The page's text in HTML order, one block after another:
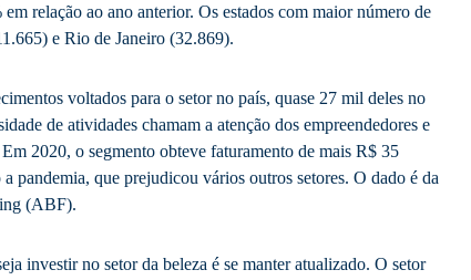
relação ao ano anterior. Os estados com maior número de
e Rio de Janeiro (32.869).
voltados para o setor no país, quase 27 mil deles no
de atividades chamam a atenção dos empreendedores e
2020, o segmento obteve faturamento de mais R$ 35
pandemia, que prejudicou vários outros setores. O dado é da
(ABF).
investir no setor da beleza é se manter atualizado. O setor